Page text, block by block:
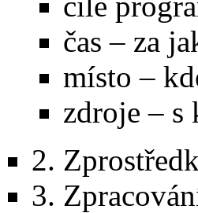
čas – za
místo –
zdroje – s
2.
3.